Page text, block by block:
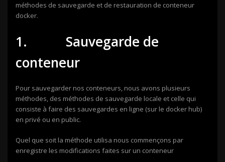
méthodes de sauvegarde et de restauration de conteneur
docker.
1. Sauvegarde de
conteneur
Pour sauvegarder nos conteneurs, nous avons plusieurs
méthodes, des méthodes de sauvegarde locale et celle qui
consiste à faire des sauvegardes en ligne (sur le docker hub)
en privé ou en public.
Quel que soit la méthode utilisa nous commençons par
enregistre les modifications faites sur un conteneur